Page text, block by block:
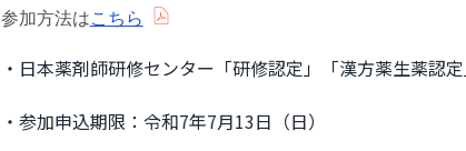
参加方法はこちら
・日本薬剤師研修センター「研修認定」「漢方薬生薬認
・参加申込期限：令和7年7月13日（日）